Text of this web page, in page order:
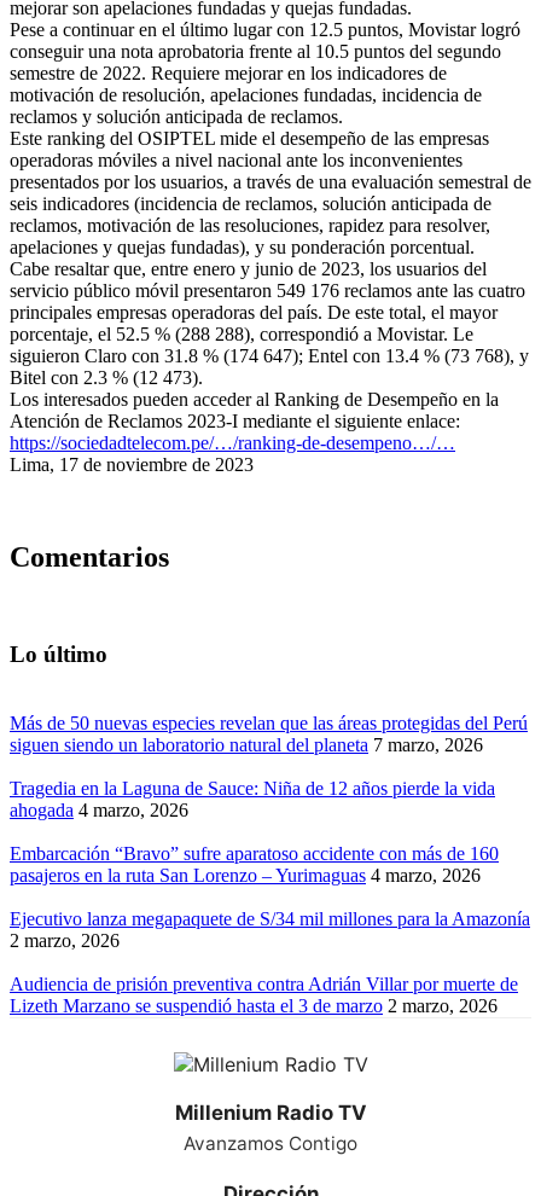
mejorar son apelaciones fundadas y quejas fundadas.
Pese a continuar en el último lugar con 12.5 puntos, Movistar logró
conseguir una nota aprobatoria frente al 10.5 puntos del segundo
semestre de 2022. Requiere mejorar en los indicadores de
motivación de resolución, apelaciones fundadas, incidencia de
reclamos y solución anticipada de reclamos.
Este ranking del OSIPTEL mide el desempeño de las empresas
operadoras móviles a nivel nacional ante los inconvenientes
presentados por los usuarios, a través de una evaluación semestral de
seis indicadores (incidencia de reclamos, solución anticipada de
reclamos, motivación de las resoluciones, rapidez para resolver,
apelaciones y quejas fundadas), y su ponderación porcentual.
Cabe resaltar que, entre enero y junio de 2023, los usuarios del
servicio público móvil presentaron 549 176 reclamos ante las cuatro
principales empresas operadoras del país. De este total, el mayor
porcentaje, el 52.5 % (288 288), correspondió a Movistar. Le
siguieron Claro con 31.8 % (174 647); Entel con 13.4 % (73 768), y
Bitel con 2.3 % (12 473).
Los interesados pueden acceder al Ranking de Desempeño en la
Atención de Reclamos 2023-I mediante el siguiente enlace:
https://sociedadtelecom.pe/…/ranking-de-desempeno…/…
Lima, 17 de noviembre de 2023
Comentarios
Lo último
Más de 50 nuevas especies revelan que las áreas protegidas del Perú
siguen siendo un laboratorio natural del planeta 7 marzo, 2026
Tragedia en la Laguna de Sauce: Niña de 12 años pierde la vida
ahogada 4 marzo, 2026
Embarcación “Bravo” sufre aparatoso accidente con más de 160
pasajeros en la ruta San Lorenzo – Yurimaguas 4 marzo, 2026
Ejecutivo lanza megapaquete de S/34 mil millones para la Amazonía
2 marzo, 2026
Audiencia de prisión preventiva contra Adrián Villar por muerte de
Lizeth Marzano se suspendió hasta el 3 de marzo 2 marzo, 2026
Millenium Radio TV
Avanzamos Contigo